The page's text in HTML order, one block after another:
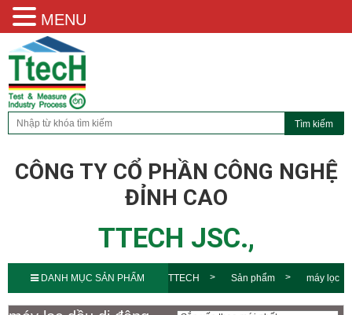
CÔNG TY CỔ PHẦN CÔNG NGHỆ
ĐỈNH CAO
TTECH JSC.,
DANH MỤC SẢN PHẨM TTECH Sản phẩm máy lọc
dầu di động
MENU